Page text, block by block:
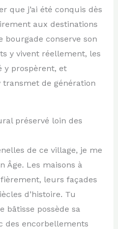
que j’ai été conquis dès
aux destinations
bourgade conserve son
y vivent réellement, les
y prospèrent, et
transmet de génération
préservé loin des
de ce village, je me
Âge. Les maisons à
leurs façades
d’histoire. Tu
bâtisse possède sa
des encorbellements